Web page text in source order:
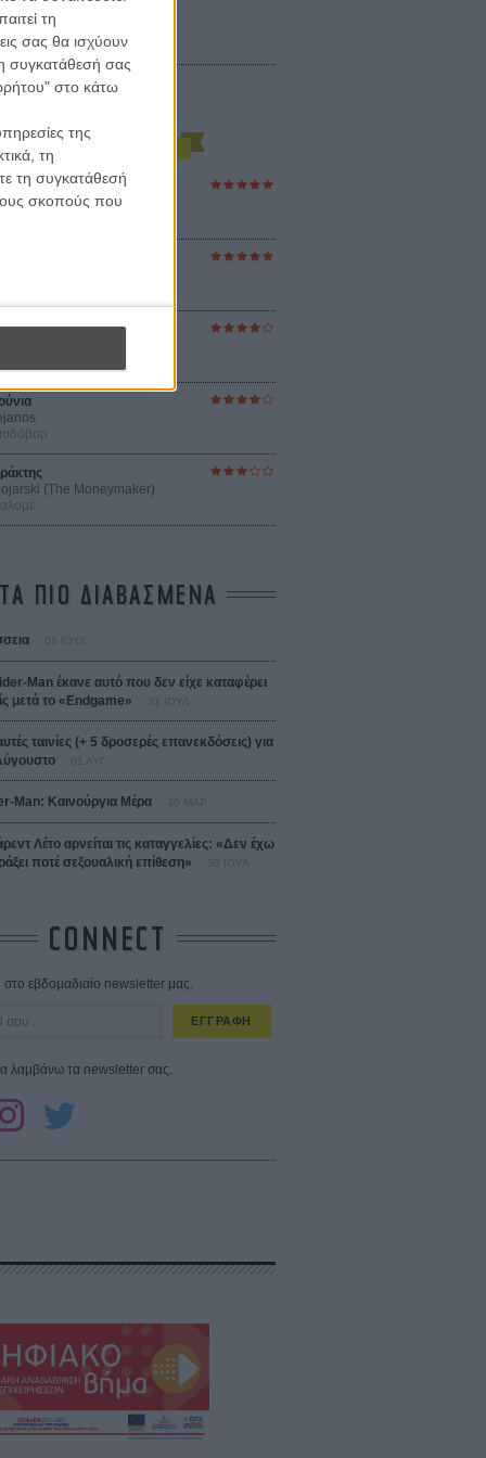
τη
σας θα ισχύουν
συγκατάθεσή σας
στο κάτω
της
τη
τη συγκατάθεσή
σκοπούς που
Βερκμάιστερ
Harmonies
(The Moneymaker)
ΤΑ ΠΙΟ ΔΙΑΒΑΣΜΕΝΑ
Man έκανε αυτό που δεν είχε καταφέρει
μετά το «Endgame»
ταινίες (+ 5 δροσερές επανεκδόσεις) για
Man: Καινούργια Μέρα 30 ΜΑΡ
Λέτο αρνείται τις καταγγελίες: «Δεν έχω
ποτέ σεξουαλική επίθεση»
CONNECT
εβδομαδιαίο newsletter μας.
ΕΓΓΡΑΦΗ
λαμβάνω τα newsletter σας.